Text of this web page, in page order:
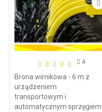
4
Brona wirnikowa - 6 m z
urządzeniem
transportowym i
automatycznym sprzęgiem